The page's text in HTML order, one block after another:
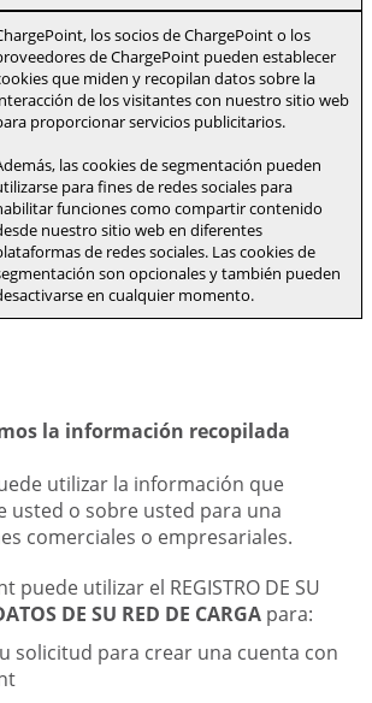
los socios de ChargePoint o los
de ChargePoint pueden establecer
que miden y recopilan datos sobre la
de los visitantes con nuestro sitio web
proporcionar servicios publicitarios.
las cookies de segmentación pueden
para fines de redes sociales para
funciones como compartir contenido
nuestro sitio web en diferentes
de redes sociales. Las cookies de
son opcionales y también pueden
en cualquier momento.
la información recopilada
utilizar la información que
usted o sobre usted para una
comerciales o empresariales.
puede utilizar el REGISTRO DE SU
DE SU RED DE CARGA para:
solicitud para crear una cuenta con